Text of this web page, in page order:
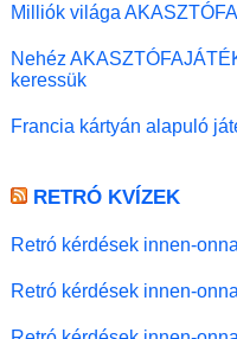
Milliók világa
Nehéz
keressük
Francia kártyán alapuló
RETRÓ KVÍZEK
Retró kérdések innen-
Retró kérdések innen-